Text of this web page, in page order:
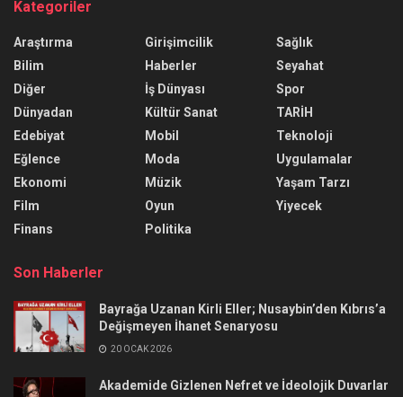
Kategoriler
Araştırma
Bilim
Diğer
Dünyadan
Edebiyat
Eğlence
Ekonomi
Film
Finans
Girişimcilik
Haberler
İş Dünyası
Kültür Sanat
Mobil
Moda
Müzik
Oyun
Politika
Sağlık
Seyahat
Spor
TARİH
Teknoloji
Uygulamalar
Yaşam Tarzı
Yiyecek
Son Haberler
Bayrağa Uzanan Kirli Eller; Nusaybin’den Kıbrıs’a
Değişmeyen İhanet Senaryosu
20 OCAK 2026
Akademide Gizlenen Nefret ve İdeolojik Duvarlar